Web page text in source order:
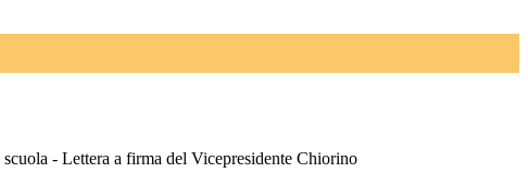
- Lettera a firma del Vicepresidente Chiorino